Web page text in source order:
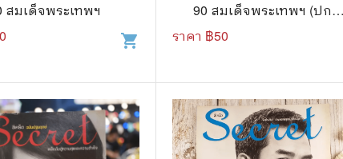
สมเด็จพระเทพฯ
shopping_cart
90 สมเด็จพระเทพฯ (ปกมี
ราคา ฿50
อาหาร
อ๊คชั่น
า
💄 สุขภาพและความงาม
🏠 แต่งบ้าน
🧳 ท่องเที่ยว